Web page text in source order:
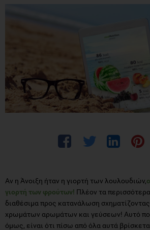
Αν η Άνοιξη ήταν η γιορτή των λουλουδιών,
γιορτή των φρούτων! Πλέον τα
διαθέσιμα προς κατανάλωση σχηματίζοντας
χρωμάτων αρωμάτων και γεύσεων! Αυτό
όμως, είναι ότι πίσω από όλα αυτά